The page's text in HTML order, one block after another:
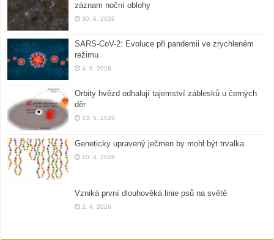
záznam noční oblohy
30. 6. 2026
SARS-CoV-2: Evoluce při pandemii ve zrychleném
režimu
4. 6. 2026
Orbity hvězd odhalují tajemství záblesků u černých
děr
13. 5. 2026
Geneticky upravený ječmen by mohl být trvalka
10. 4. 2026
Vzniká první dlouhověká linie psů na světě
2. 4. 2026